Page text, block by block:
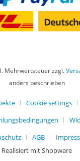
Mehrwertsteuer zzgl.
anders beschrieben
Cookie settings
AGB
Realisiert mit Shopware